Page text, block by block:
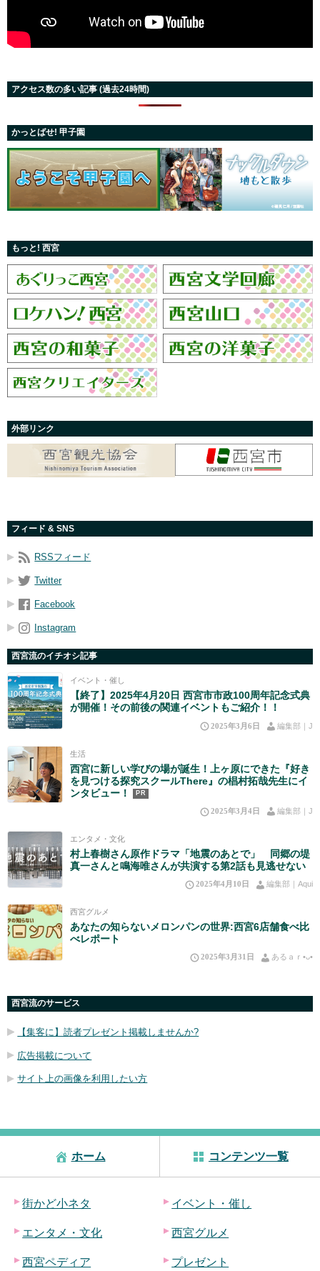
アクセス数の多い記事 (過去24時間)
かっとばせ! 甲子園
もっと! 西宮
外部リンク
フィード & SNS
RSSフィード
Twitter
Facebook
Instagram
西宮流のイチオシ記事
イベント・催し
【終了】2025年4月20日 西宮市市政100周年記念式典
が開催！その前後の関連イベントもご紹介！！
2025年3月6日 編集部｜J
生活
西宮に新しい学びの場が誕生！上ヶ原にできた『好き
を見つける探究スクールThere』の椙村拓哉先生にイ
ンタビュー！
PR
2025年3月4日 編集部｜J
エンタメ・文化
村上春樹さん原作ドラマ「地震のあとで」 同郷の堤
真一さんと鳴海唯さんが共演する第2話も見逃せない
2025年4月10日 編集部｜Aqui
西宮グルメ
あなたの知らないメロンパンの世界:西宮6店舗食べ比
べレポート
2025年3月31日 あるａｒ•⁠ᴗ⁠•⁠
西宮流のサービス
【集客に】読者プレゼント掲載しませんか?
広告掲載について
サイト上の画像を利用したい方
ホーム コンテンツ一覧
街かど小ネタ イベント・催し
エンタメ・文化 西宮グルメ
西宮ペディア プレゼント